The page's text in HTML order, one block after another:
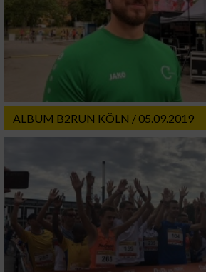
ALBUM B2RUN KÖLN / 05.09.2019